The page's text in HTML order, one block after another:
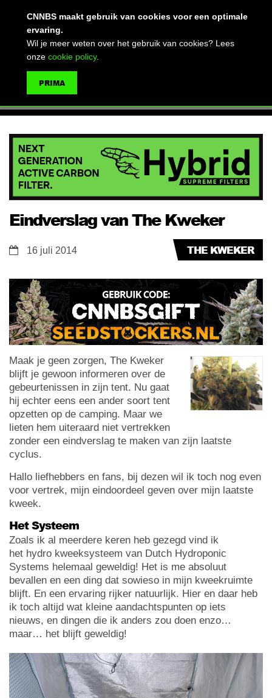
Eindverslag van The Kweker
THE KWEKER
16 juli 2014
Maak je geen zorgen, The Kweker
blijft je gewoon informeren over de
gebeurtenissen in zijn tent. Nu gaat
hij echter eens een ander soort tent
opzetten op de camping. Maar we
lieten hem uiteraard niet vertrekken
zonder een eindverslag te maken van zijn laatste
cyclus.
Hallo liefhebbers en fans, bij dezen wil ik toch nog even
voor vertrek, mijn eindoordeel geven over mijn laatste
kweek.
Het Systeem
Zoals ik al meerdere keren heb gezegd vind ik
het hydro kweeksysteem van Dutch Hydroponic
Systems helemaal geweldig! Het is me absoluut
bevallen en een ding dat sowieso in mijn kweekruimte
blijft. En een ervaring rijker natuurlijk. Hier en daar heb
ik toch altijd wat kleine aandachtspunten op iets
nieuws, en dingen die ik anders zou doen enzo…
maar… het blijft geweldig!
CNNBS maakt gebruik van cookies voor een optimale
ervaring.
Wil je meer weten over het gebruik van cookies? Lees
onze cookie policy.
PRIMA